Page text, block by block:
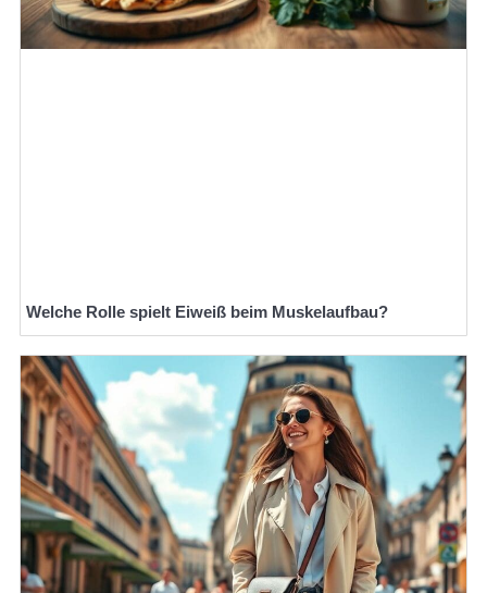
Welche Rolle spielt Eiweiß beim Muskelaufbau?